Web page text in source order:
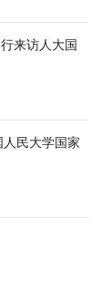
来访人大国
人民大学国家